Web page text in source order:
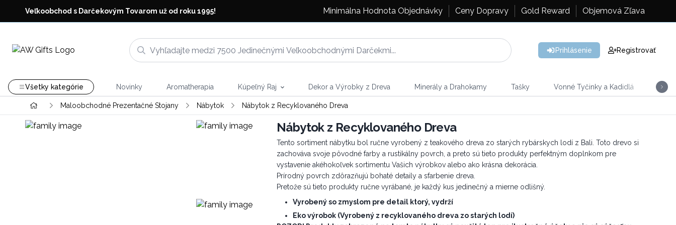
Veľkoobchod s Darčekovým Tovarom už od roku 1995! Minimálna Hodnota Objednávky Ceny Dopravy Gold Reward Objemová Zľava
Prihlásenie Registrovať
Všetky kategórie Novinky Aromatherapia Kúpeľný Raj Dekor a Výrobky z Dreva Minerály a Drahokamy Tašky Vonné Tyčinky a Kadidlá
Maloobchodné Prezentačné Stojany Nábytok Nábytok z Recyklovaného Dreva
Nábytok z Recyklovaného Dreva
Tento sortiment nábytku bol ručne vyrobený z teakového dreva zo starých rybárskych lodí z Bali. Toto drevo si
zachováva svoje pôvodné farby a rustikálny povrch, a preto sú tieto produkty perfektným doplnkom pre
vystavenie akéhokoľvek sortimentu Vašich výrobkov alebo ako krásna dekorácia.
Prírodný povrch zdôrazňujú bohaté detaily a sfarbenie dreva.
Pretože sú tieto produkty ručne vyrábané, je každý kus jedinečný a mierne odlišný.
Vyrobený so zmyslom pre detail ktorý, vydrží
Eko výrobok (Vyrobený z recyklovaného dreva zo starých lodí)